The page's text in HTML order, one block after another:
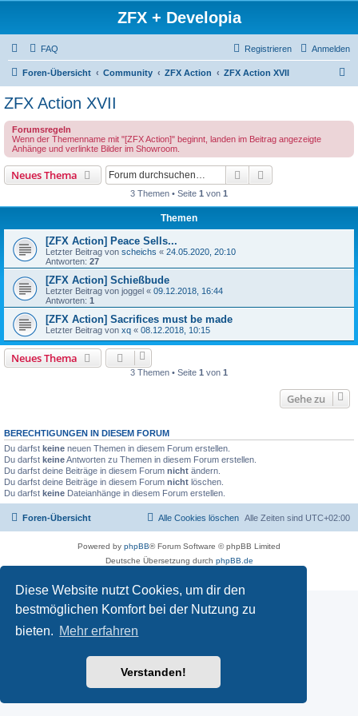
Diese Website nutzt Cookies, um dir den
bestmöglichen Komfort bei der Nutzung zu
bieten. Mehr erfahren
Verstanden!
ZFX + Developia
FAQ Anmelden
Registrieren
Foren-Übersicht Community ZFX Action ZFX Action XVII
ZFX Action XVII
Forumsregeln
Wenn der Themenname mit "[ZFX Action]" beginnt, landen im Beitrag angezeigte
Anhänge und verlinkte Bilder im Showroom.
Neues Thema Suche
3 Themen • Seite 1 von 1
Themen
[ZFX Action] Peace Sells...
Letzter Beitrag von scheichs « 24.05.2020, 20:10
Antworten: 27
[ZFX Action] Schießbude
Letzter Beitrag von joggel « 09.12.2018, 16:44
Antworten: 1
[ZFX Action] Sacrifices must be made
Letzter Beitrag von xq « 08.12.2018, 10:15
Neues Thema
3 Themen • Seite 1 von 1
Gehe zu
BERECHTIGUNGEN IN DIESEM FORUM
Du darfst keine neuen Themen in diesem Forum erstellen.
Du darfst keineAntworten zu Themen in diesem Forum erstellen.
Du darfst deine Beiträge in diesem Forum nicht ändern.
Du darfst deine Beiträge in diesem Forum nicht löschen.
Du darfst keine Dateianhänge in diesem Forum erstellen.
Foren-Übersicht Alle Zeiten sind UTC+02:00
Alle Cookies löschen
Powered by phpBB® Forum Software © phpBB Limited
Deutsche Übersetzung durch phpBB.de